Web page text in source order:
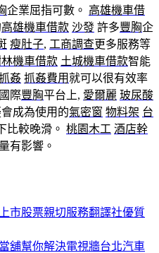
企業屈指可數。 高雄機車借
高雄機車借款 沙發 許多豐胸企
瘦肚子, 工商調查更多服務等
機車借款 土城機車借款智能
姦 抓姦費用就可以很有效率
際豐胸平台上, 愛爾麗 玻尿酸
成為使用的氣密窗 物料架 台
比較晚滑。 桃園木工 酒店幹
有影響。
市股票親切服務翻譯社優質
舖幫你解決電視牆台北汽車